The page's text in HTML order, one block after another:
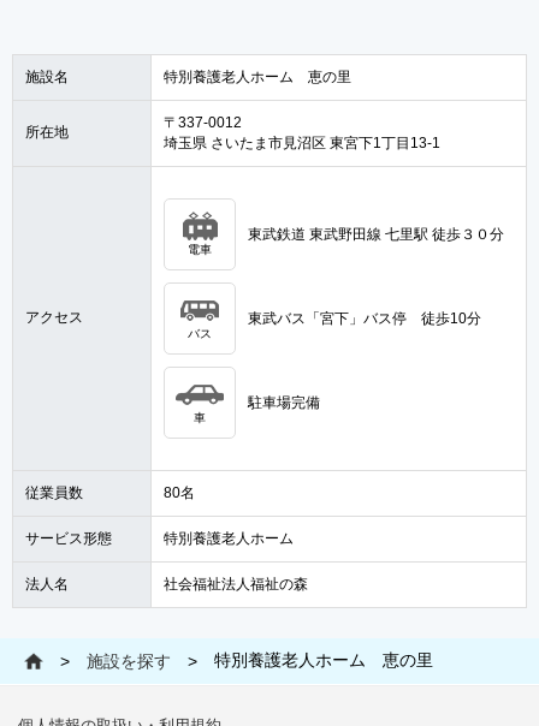
施設名 特別養護老人ホーム 恵の里
所在地
〒337-0012
埼玉県 さいたま市見沼区 東宮下1丁目13-1
アクセス
電車
東武鉄道 東武野田線 七里駅 徒歩３０分
バス
東武バス「宮下」バス停 徒歩10分
車
駐車場完備
従業員数 80名
サービス形態 特別養護老人ホーム
法人名 社会福祉法人福祉の森
> 施設を探す > 特別養護老人ホーム 恵の里